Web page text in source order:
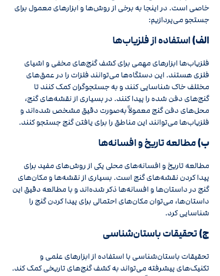
خاصی است. در اینجا به برخی از روش‌ها و ابزارهای معمول برای
جستجو می‌پردازیم:
الف)استفاده از فلزیاب‌ها
فلزیاب‌ها ابزارهای مهمی برای کشف گنج‌های مخفی و اشیای
فلزی هستند. این دستگاه‌ها می‌توانند فلزات را در عمق‌های
مختلف خاک شناسایی کنند و به جستجوگران کمک کنند تا
گنج‌های دفن شده را پیدا کنند. در بسیاری از نقشه‌های گنج،
محل‌های دفن گنج معمولاً به‌صورت دقیق مشخص شده‌اند و
فلزیاب‌ها می‌توانند این مناطق را برای یافتن گنج جستجو کنند.
ب)مطالعه تاریخ و افسانه‌ها
مطالعه تاریخ و افسانه‌های محلی یکی از روش‌های مفید برای
پیدا کردن نقشه‌های گنج است. بسیاری از نقشه‌ها و مکان‌های
گنج در داستان‌ها و افسانه‌ها ذکر شده‌اند و با مطالعه دقیق این
داستان‌ها، می‌توان مکان‌های احتمالی برای پیدا کردن گنج را
شناسایی کرد.
ج)تحقیقات باستان‌شناسی
تحقیقات باستان‌شناسی با استفاده از ابزارهای علمی و
تکنیک‌های پیشرفته می‌تواند به کشف گنج‌های تاریخی کمک کند.